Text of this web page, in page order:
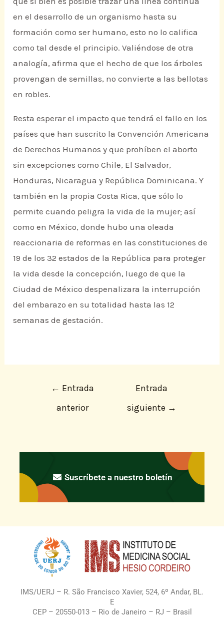
en el desarrollo de un organismo hasta su
formación como ser humano, esto no lo califica
como tal desde el principio. Valiéndose de otra
analogía, afirma que el hecho de que los árboles
provengan de semillas, no convierte a las bellotas
en robles.
Resta esperar el impacto que tendrá el fallo en los
países que han suscrito la Convención Americana
de Derechos Humanos y que prohíben el aborto
sin excepciones como Chile, El Salvador,
Honduras, Nicaragua y República Dominicana. Y
también en la propia Costa Rica, que sólo lo
permite cuando peligra la vida de la mujer; así
como en México, donde hubo una oleada
reaccionaria de reformas en las constituciones de
19 de los 32 estados de la República para proteger
la vida desde la concepción, luego de que la
Ciudad de México despenalizara la interrupción
del embarazo en su totalidad hasta las 12
semanas de gestación.
← Entrada
anterior
Entrada
siguiente →
Suscríbete a nuestro boletín
IMS/UERJ – R. São Francisco Xavier, 524, 6º Andar, BL.
E
CEP – 20550-013 – Rio de Janeiro – RJ – Brasil